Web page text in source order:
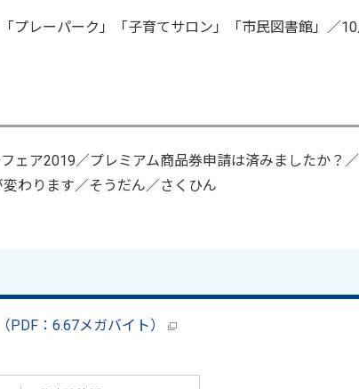
プレーパーク」「子育てサロン」「市民図書館」／
ェア2019／プレミアム商品券申請は済みましたか？
わります／そうだん／さくひん
：6.67メガバイト）